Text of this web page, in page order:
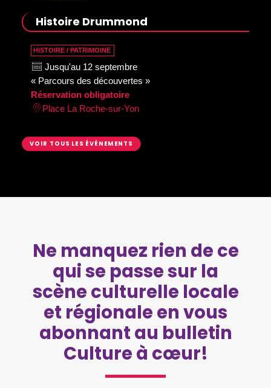
Histoire Drummond
HISTOIRE / PATRIMOINE
Jusqu'au 12 septembre
« Parcours des découvertes »
Réservation obligatoire
Place La Roche-sur-Yon
VOIR TOUS LES ÉVÉNEMENTS
Ne manquez rien de ce
qui se passe sur la
scène culturelle locale
et régionale en vous
abonnant au bulletin
Culture à cœur!